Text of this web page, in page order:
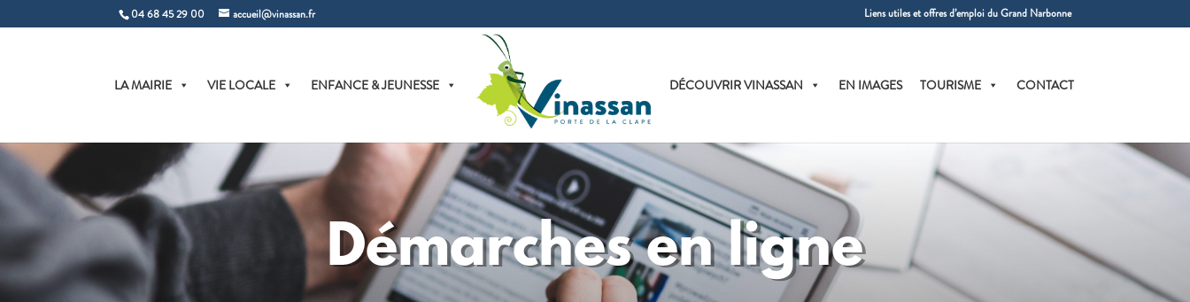
04 68 45 29 00 accueil@vinassan.fr Liens utiles et offres d’emploi du Grand Narbonne
LA MAIRIE VIE LOCALE ENFANCE & JEUNESSE DÉCOUVRIR VINASSAN EN IMAGES TOURISME CONTACT
Démarches en ligne